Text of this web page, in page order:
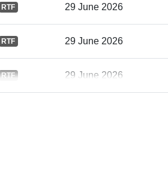
RTF 29 June 2026
RTF 29 June 2026
RTF 29 June 2026